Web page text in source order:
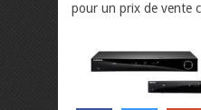
pour un prix de vente